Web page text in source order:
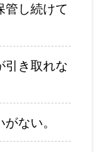
管し続けて
引き取れな
ない。